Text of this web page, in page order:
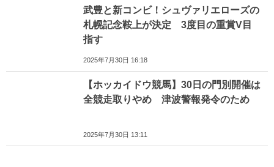
武豊と新コンビ！シュヴァリエローズの
札幌記念鞍上が決定 3度目の重賞V目
指す
2025年7月30日 16:18
【ホッカイドウ競馬】30日の門別開催は
全競走取りやめ 津波警報発令のため
2025年7月30日 13:11